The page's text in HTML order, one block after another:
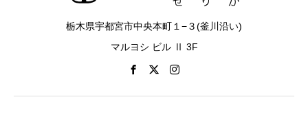
栃木県宇都宮市中央本町１−３(釜川沿い)
マルヨシ ビル Ⅱ 3F